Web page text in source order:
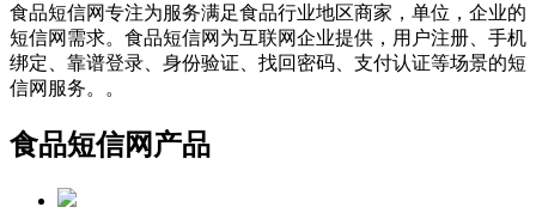
食品短信网专注为服务满足食品行业地区商家，单位，企业的
短信网需求。食品短信网为互联网企业提供，用户注册、手机
绑定、靠谱登录、身份验证、找回密码、支付认证等场景的短
信网服务。。
食品短信网产品